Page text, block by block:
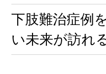
下肢難治症例
い未来が訪れ